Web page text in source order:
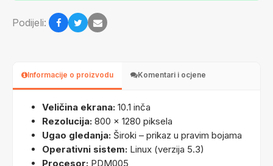
Podijeli:
Informacije o proizvodu Komentari i ocjene
Veličina ekrana: 10.1 inča
Rezolucija: 800 × 1280 piksela
Ugao gledanja: Široki – prikaz u pravim bojama
Operativni sistem: Linux (verzija 5.3)
Procesor: PDM005